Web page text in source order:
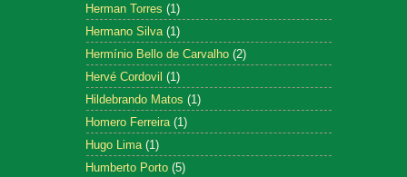
Herman Torres (1)
Hermano Silva (1)
Hermínio Bello de Carvalho (2)
Hervé Cordovil (1)
Hildebrando Matos (1)
Homero Ferreira (1)
Hugo Lima (1)
Humberto Porto (5)